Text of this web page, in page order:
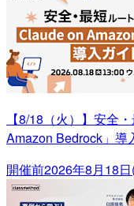
【8/18（火）】安全
Amazon Bedrock」導
開催前2026年8月18